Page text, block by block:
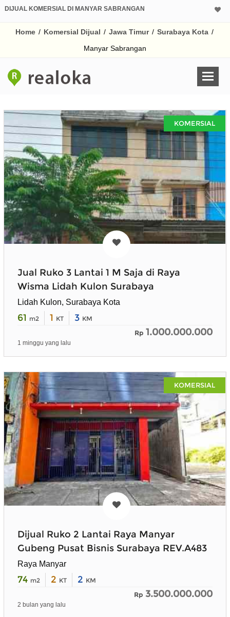
DIJUAL KOMERSIAL DI MANYAR SABRANGAN
Home / Komersial Dijual / Jawa Timur / Surabaya Kota /
Manyar Sabrangan
KOMERSIAL
Jual Ruko 3 Lantai 1 M Saja di Raya
Wisma Lidah Kulon Surabaya
Lidah Kulon, Surabaya Kota
61 m2 1 KT 3 KM
Rp 1.000.000.000
1 minggu yang lalu
KOMERSIAL
Dijual Ruko 2 Lantai Raya Manyar
Gubeng Pusat Bisnis Surabaya REV.A483
Raya Manyar
74 m2 2 KT 2 KM
Rp 3.500.000.000
2 bulan yang lalu